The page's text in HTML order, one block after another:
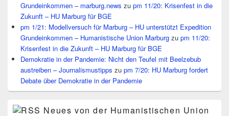
Grundeinkommen – marburg.news zu pm 11/20: Krisenfest in die
Zukunft – HU Marburg für BGE
pm 1/21: Modellversuch für Marburg – HU unterstützt Expedition
Grundeinkommen – Humanistische Union Marburg zu pm 11/20:
Krisenfest in die Zukunft – HU Marburg für BGE
Demokratie in der Pandemie: Nicht den Teufel mit Beelzebub
austreiben – Journalismustipps zu pm 7/20: HU Marburg fordert
Debate über Demokratie in der Pandemie
Neues von der Humanistischen Union